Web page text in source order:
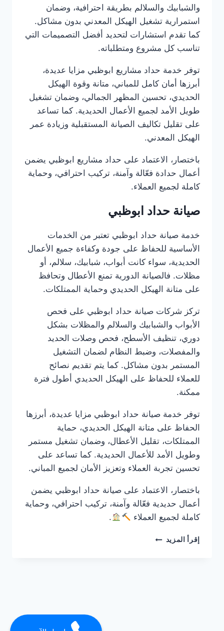
والشبابيك والسلالم بطريقة احترافية، وضمان
استمرارية تشغيل الهيكل المعدني بدون مشاكل.
كما تقدم استشارات لتحديد أفضل التصميمات التي
تناسب كل مشروع ومتطلباته.
توفر خدمة حداد مشاريع ابوظبي مزايا عديدة،
أبرزها أمان كامل للمباني، متانة وقوة الهيكل
الحديدي، تحسين المظهر الجمالي، وضمان تشغيل
طويل الأمد لجميع الأعمال الحديدية. كما تساعد
على تقليل تكاليف الصيانة المستقبلية وزيادة عمر
الهيكل المعدني.
باختصار، الاعتماد على حداد مشاريع ابوظبي يضمن
أعمال حدادة فعّالة وآمنة، تركيب احترافي، وحماية
كاملة لجميع العملاء.
صيانة حداد ابوظبي
خدمة صيانة حداد ابوظبي تعتبر من الخدمات
الأساسية للحفاظ على جودة وكفاءة جميع الأعمال
الحديدية، سواء كانت أبواب، شبابيك، سلالم، أو
مظلات. فالصيانة الدورية تمنع الأعطال وتحافظ
على متانة الهيكل الحديدي وحماية الممتلكات.
تركز شركات صيانة حداد ابوظبي على فحص
الأبواب والشبابيك والسلالم والمظلات بشكل
دوري، تنظيف الأسطح، فحص وصلات الحديد
والمفصلات، وضبط النظام لضمان التشغيل
المستمر بدون مشاكل. كما يتم تقديم نصائح
للعملاء للحفاظ على الهيكل الحديدي أطول فترة
ممكنة.
توفر خدمة صيانة حداد ابوظبي مزايا عديدة، أبرزها
الحفاظ على متانة الهيكل الحديدي، حماية
الممتلكات، تقليل الأعطال، وضمان تشغيل مستمر
وطويل الأمد للأعمال الحديدية. كما تساعد على
تحسين تجربة العملاء وتعزيز الأمان لجميع المباني.
باختصار، الاعتماد على صيانة حداد ابوظبي يضمن
أعمال حديدية فعّالة وآمنة، تركيب احترافي، وحماية
كاملة لجميع العملاء
.
إقرأ المزيد حداد